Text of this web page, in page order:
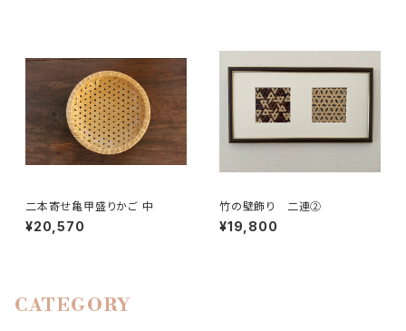
二本寄せ亀甲盛りかご 中
¥20,570
竹の壁飾り 二連②
¥19,800
CATEGORY